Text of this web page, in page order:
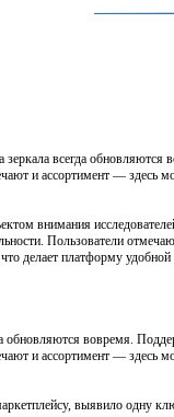
зеркала всегда
и ассортимент — здесь
внимания
Пользователи
делает платформу
обновляются вовремя.
и ассортимент — здесь
выявило одну